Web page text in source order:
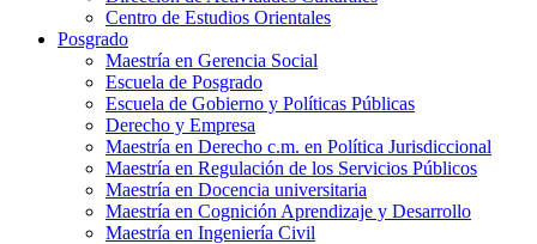
Centro de Estudios Orientales
Posgrado
Maestría en Gerencia Social
Escuela de Posgrado
Escuela de Gobierno y Políticas Públicas
Derecho y Empresa
Maestría en Derecho c.m. en Política Jurisdiccional
Maestría en Regulación de los Servicios Públicos
Maestría en Docencia universitaria
Maestría en Cognición Aprendizaje y Desarrollo
Maestría en Ingeniería Civil